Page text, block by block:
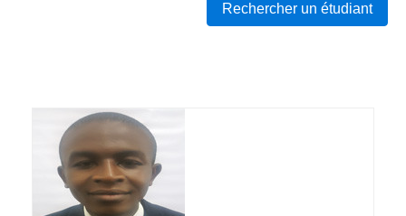
Rechercher un étudiant